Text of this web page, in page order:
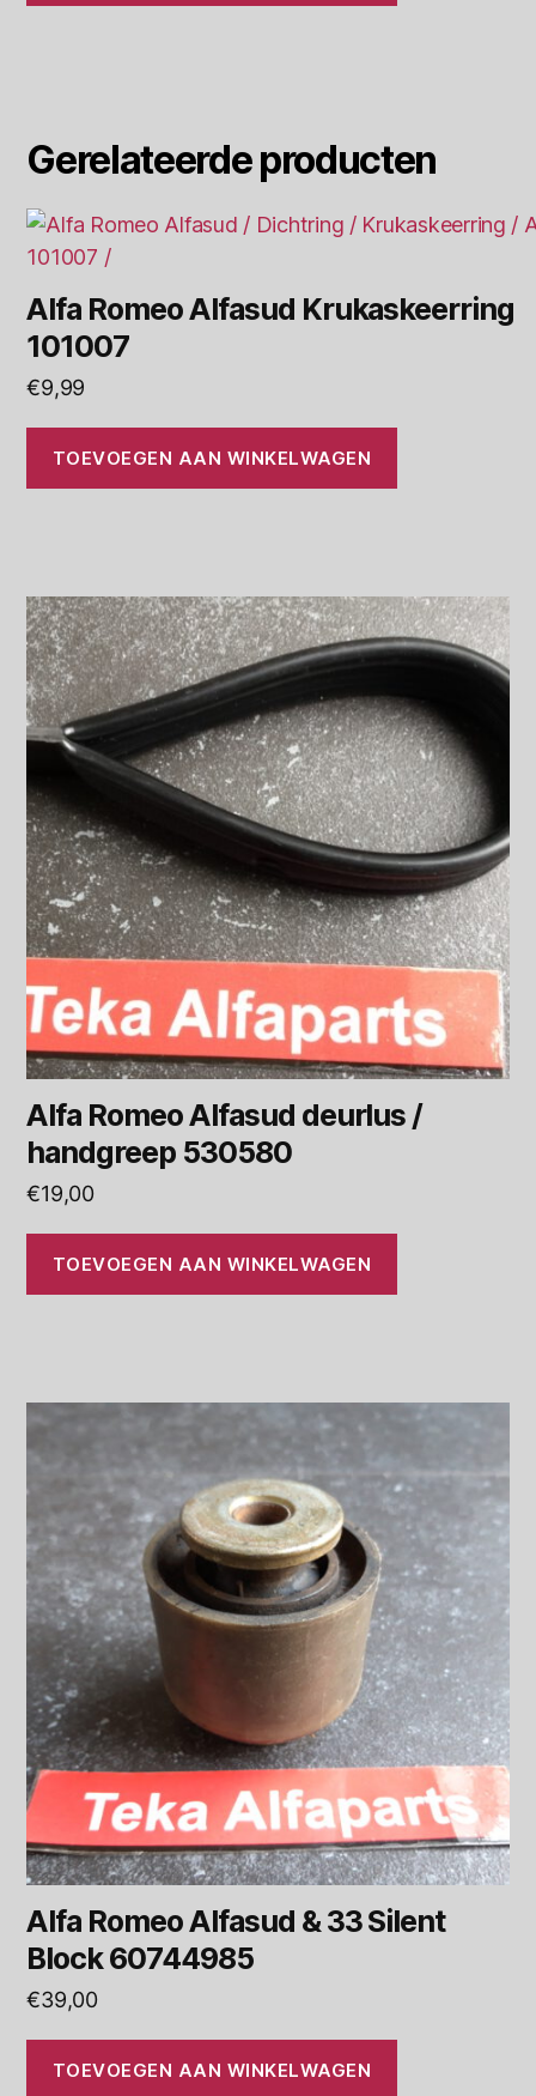
Gerelateerde producten
Alfa Romeo Alfasud Krukaskeerring
101007
€9,99
TOEVOEGEN AAN WINKELWAGEN
Alfa Romeo Alfasud deurlus /
handgreep 530580
€19,00
TOEVOEGEN AAN WINKELWAGEN
Alfa Romeo Alfasud & 33 Silent
Block 60744985
€39,00
TOEVOEGEN AAN WINKELWAGEN